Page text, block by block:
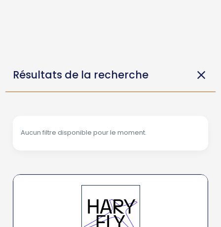
Résultats de la recherche
Aucun filtre disponible pour le moment.